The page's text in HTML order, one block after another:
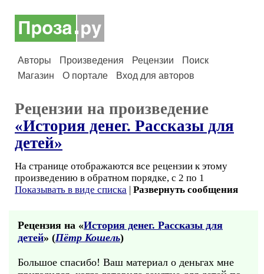
Авторы Произведения Рецензии
Поиск
Магазин
О портале Вход для авторов
Рецензии на произведение
«История денег. Рассказы для
детей»
На странице отображаются все рецензии к этому
произведению в обратном порядке, с 2 по 1
Показывать в виде списка | Развернуть сообщения
Рецензия на «История денег. Рассказы для
детей» (Пётр Кошель)
Большое спасибо! Ваш материал о деньгах мне